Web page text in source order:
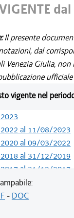
Il presente
dal
Venezia Giulia,
ufficiale
vigente nel
al 11/08/2023
al 09/03/2022
al 31/12/2019
al 31/12/2017
al 26/07/2017
al 12/01/2016
- DOC